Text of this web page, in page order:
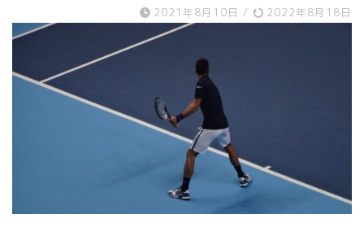
2021年8月10日 / 2022年8月18日